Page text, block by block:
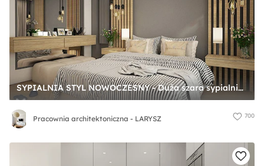
SYPIALNIA STYL NOWOCZESNY - Duża szara sypialnia, styl nowoczesny - zdjęcie od Pracownia architektoniczna - LARYSZ
Pracownia architektoniczna - LARYSZ 700